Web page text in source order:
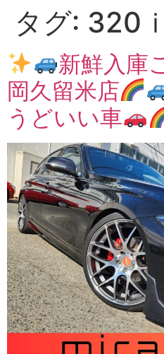
タグ: 320ｉ
新鮮入庫
岡久留米店
うどいい車